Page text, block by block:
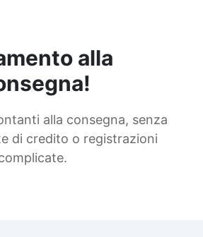
alla
alla consegna, senza
di credito o registrazioni